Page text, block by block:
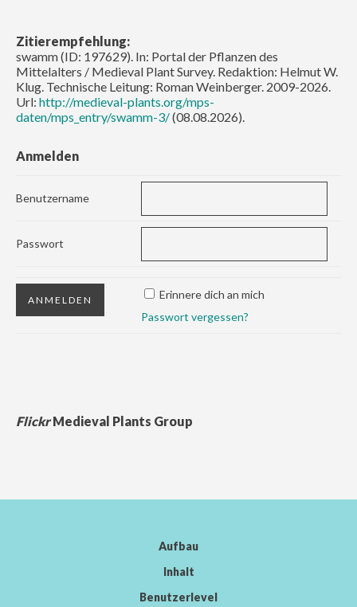
Zitierempfehlung:
swamm (ID: 197629). In: Portal der Pflanzen des
Mittelalters / Medieval Plant Survey. Redaktion: Helmut W.
Klug. Technische Leitung: Roman Weinberger. 2009-2026.
Url: http://medieval-plants.org/mps-
daten/mps_entry/swamm-3/(08.08.2026).
Anmelden
Benutzername
Passwort
Erinnere dich an mich
Passwort vergessen?
FlickrMedieval Plants Group
Aufbau
Inhalt
Benutzerlevel